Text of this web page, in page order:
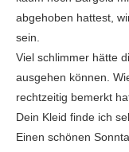
abgehoben hattest,
sein.
Viel schlimmer hätte
ausgehen können.
rechtzeitig bemerkt
Dein Kleid finde ich
Einen schönen